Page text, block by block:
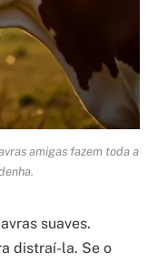
amigas fazem toda a
suaves.
distraí-la. Se o